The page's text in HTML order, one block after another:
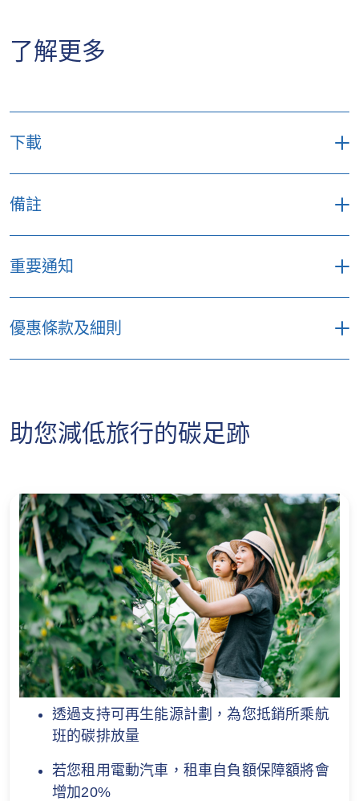
度體力、於極端環境下進行、需使用特別器材或
工具的活動，則不在受保範圍內。
除此以外，你亦可以透過加購自選保障增加電子
產品的保障額。短期「海外」留學自選保障提供
或損毀保障，而海外活動自選保障則提供額外
5,000港元的相機、數碼攝錄機，以及有關配件及
裝備保障。
括自負額（墊底費）及營業損失賠償（NOC），
賠償。不過，由於租車是在您保管下發生意外，
因此因意外發生而導致的個人責任賠償則不在保
了解更多
下載
自在旅遊保險計劃 (單次計劃) 保單文件
自在旅遊保險計劃 (全年計劃) 保單文件
「外遊警示」保障
備註
選計劃。
2只適用於單次和全年旅遊計劃中的優選計劃。
3以上資料所列出的最高賠償額是根據優選計劃。
重要通知
以此往返中國之人士，除非該受保人同時擁
有由其他海外國家政府（中國除外）所簽發
返回香港，而每次旅程可有最長90天的保障
單次旅遊計劃: 所有旅程均須由香港啟程及
返回香港，而受保旅程期限最長180天。
單程的單次旅遊計劃中，所有旅程均需由香
港啟程，而受保旅程於您抵達首個旅程目的
地的入境事務處／櫃檯辦理入境後完結 。
單次旅遊計劃保單一經簽發，恕不退還任何
保費。
客戶必須提供公共交通工具或相關政府機構
要求的重要及有效的旅遊文件如疫苗接種紀
錄、醫療測試結果／證書。
優惠條款及細則
瑞士註冊成立之有限公司）（「蘇黎世」）
提供。和記電話有限公司不參與上述保險產
品的提供或安排。 如對上述保險產品有任何
疑問，請直接聯繫蘇黎世。
由即日起至2026年12月31日，客戶經由指
定的蘇黎世網頁投保，成功申請蘇黎世「自
在旅遊」保險計劃，而有關保單於2026年
12月31日或之前成功由蘇黎世簽發及生效，
將自動享有高達1,800港元 或 1,400港元的
旅程延誤津貼 保障額，而無需輸入優惠
碼。
此優惠適用於3香港、3SUPREME、MO、
MO+及SoSIM客戶。
助您減低旅行的碳足跡
透過支持可再生能源計劃，為您抵銷所乘航
班的碳排放量
若您租用電動汽車，租車自負額保障額將會
增加20%